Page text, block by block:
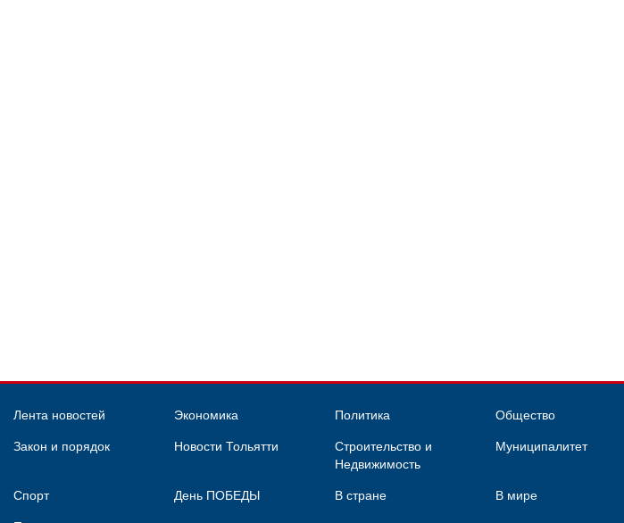
Лента новостей Экономика Политика Общество
Закон и порядок Новости Тольятти
Строительство и
Недвижимость
Муниципалитет
Спорт День ПОБЕДЫ В стране В мире